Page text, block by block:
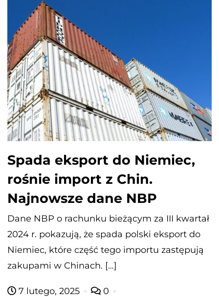
Spada eksport do Niemiec,
rośnie import z Chin.
Najnowsze dane NBP
Dane NBP o rachunku bieżącym za III kwartał
2024 r. pokazują, że spada polski eksport do
Niemiec, które część tego importu zastępują
zakupami w Chinach. […]
7 lutego, 2025 0